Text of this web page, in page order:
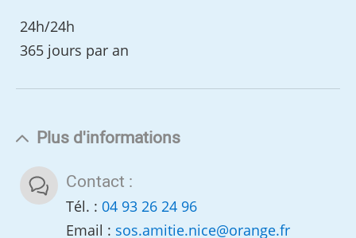
24h/24h
365 jours par an
Plus d'informations
Contact :
Tél. : 04 93 26 24 96
Email : sos.amitie.nice@orange.fr